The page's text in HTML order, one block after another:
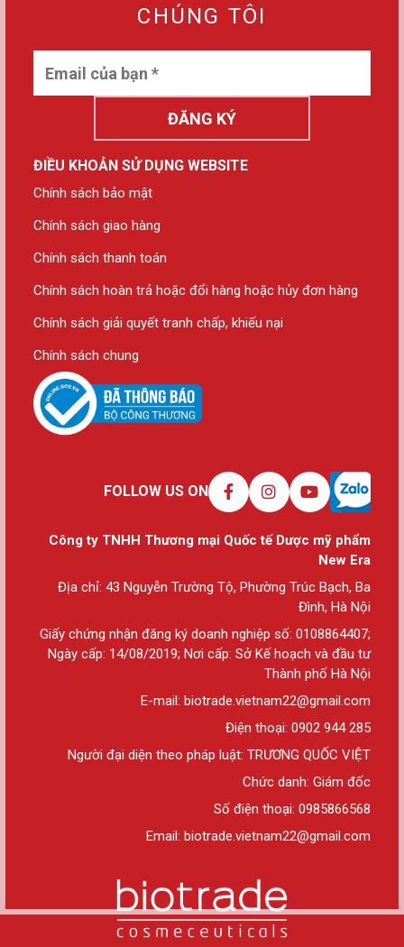
CHÚNG TÔI
ĐĂNG KÝ
ĐIỀU KHOẢN SỬ DỤNG WEBSITE
Chính sách bảo mật
Chính sách giao hàng
Chính sách thanh toán
Chính sách hoàn trả hoặc đổi hàng hoặc hủy đơn hàng
Chính sách giải quyết tranh chấp, khiếu nại
Chính sách chung
FOLLOW US ON
Công ty TNHH Thương mại Quốc tế Dược mỹ phẩm
New Era
Địa chỉ: 43 Nguyễn Trường Tộ, Phường Trúc Bạch, Ba
Đình, Hà Nội
Giấy chứng nhận đăng ký doanh nghiệp số: 0108864407;
Ngày cấp: 14/08/2019; Nơi cấp: Sở Kế hoạch và đầu tư
Thành phố Hà Nội
E-mail: biotrade.vietnam22@gmail.com
Điện thoại: 0902 944 285
Người đại diện theo pháp luật: TRƯƠNG QUỐC VIỆT
Chức danh: Giám đốc
Số điện thoại: 0985866568
Email: biotrade.vietnam22@gmail.com